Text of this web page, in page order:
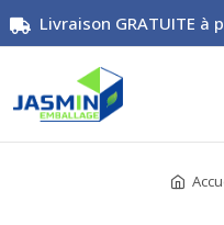
Livraison GRATUITE à